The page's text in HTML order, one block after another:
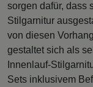
sorgen dafür, dass
Stilgarnitur
von diesen
gestaltet sich als
Innenlauf-
Sets inklusivem